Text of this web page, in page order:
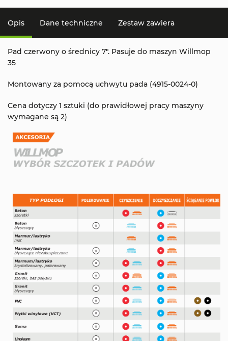
Opis Dane techniczne Zestaw zawiera
Pad czerwony o średnicy 7". Pasuje do maszyn Willmop
35
Montowany za pomocą uchwytu pada (4915-0024-0)
Cena dotyczy 1 sztuki (do prawidłowej pracy maszyny
wymagane są 2)